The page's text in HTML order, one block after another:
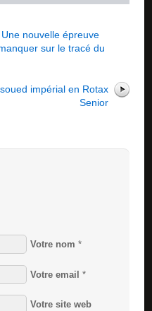
nouvelle épreuve
sur le tracé du
impérial en Rotax
Senior
Votre nom *
Votre email *
Votre site web